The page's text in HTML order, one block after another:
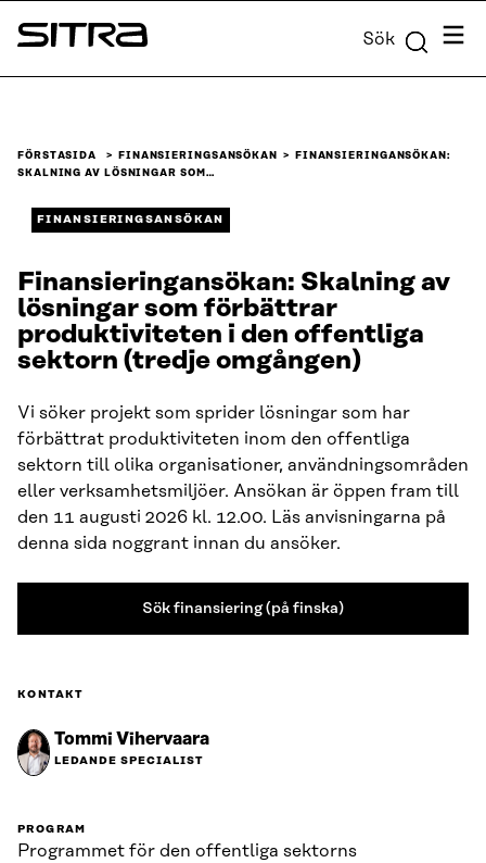
Skip to
content
Sitra Sök Meny
FÖRSTASIDA FINANSIERINGSANSÖKAN
FINANSIERINGANSÖKAN:
SKALNING AV LÖSNINGAR SOM…
FINANSIERINGSANSÖKAN
Finansieringansökan: Skalning av
lösningar som förbättrar
produktiviteten i den offentliga
sektorn (tredje omgången)
Vi söker projekt som sprider lösningar som har
förbättrat produktiviteten inom den offentliga
sektorn till olika organisationer, användningsområden
eller verksamhetsmiljöer. Ansökan är öppen fram till
den 11 augusti 2026 kl. 12.00. Läs anvisningarna på
denna sida noggrant innan du ansöker.
Sök finansiering (på finska)
KONTAKT
Tommi Vihervaara
LEDANDE SPECIALIST
PROGRAM
Programmet för den offentliga sektorns